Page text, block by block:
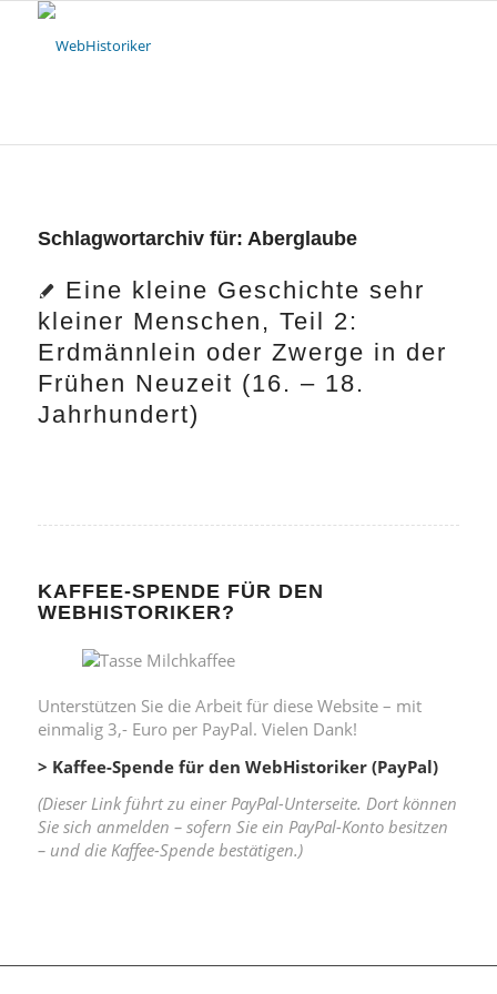
Schlagwortarchiv für: Aberglaube
Eine kleine Geschichte sehr
kleiner Menschen, Teil 2:
Erdmännlein oder Zwerge in der
Frühen Neuzeit (16. – 18.
Jahrhundert)
KAFFEE-SPENDE FÜR DEN
WEBHISTORIKER?
Unterstützen Sie die Arbeit für diese Website – mit
einmalig 3,- Euro per PayPal. Vielen Dank!
> Kaffee-Spende für den WebHistoriker (PayPal)
(Dieser Link führt zu einer PayPal-Unterseite. Dort können
Sie sich anmelden – sofern Sie ein PayPal-Konto besitzen
– und die Kaffee-Spende bestätigen.)